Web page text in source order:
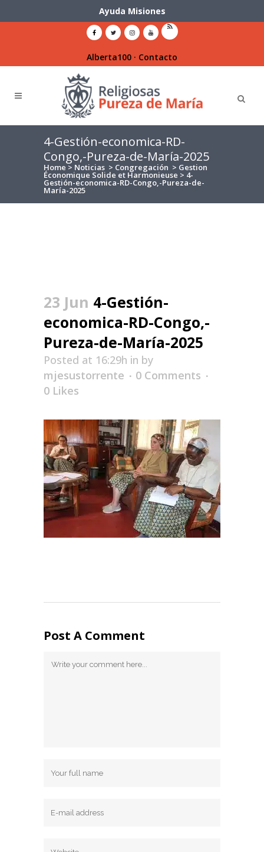
Ayuda Misiones
Alberta100 · Contacto
4-Gestión-economica-RD-
Congo,-Pureza-de-María-2025
Home> Noticias > Congregación > Gestion
Économique Solide et Harmonieuse > 4-
Gestión-economica-RD-Congo,-Pureza-de-
María-2025
23 Jun 4-Gestión-
economica-RD-Congo,-
Pureza-de-María-2025
Posted at 16:29h in by
mjesustorrente
0 Comments
0 Likes
Post A Comment